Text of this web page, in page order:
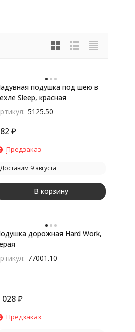
подушка под шею в
Sleep, красная
5125.50
₽
Предзаказ
Доставим 9 августа
В корзину
дорожная Hard Work,
77001.10
028₽
Предзаказ